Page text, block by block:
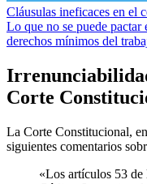
Cláusulas ineficaces en el
Lo que no se puede
derechos mínimos del
Corte
La Corte Constitucional,
siguientes comentarios
«Los artículos 53